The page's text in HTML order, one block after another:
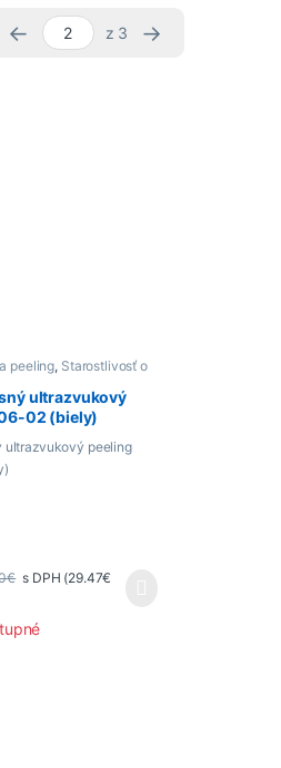
← z 3 →
peeling, Starostlivosť o
ultrazvukový
02 (biely)
ultrazvukový peeling
€ s DPH (29.47€